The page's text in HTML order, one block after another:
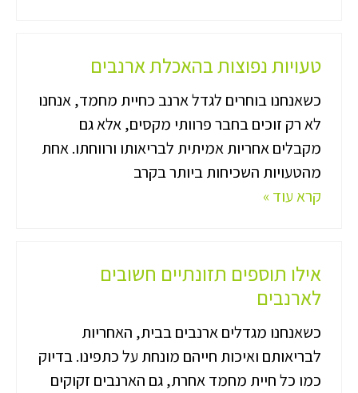
טעויות נפוצות בהאכלת ארנבים
כשאנחנו בוחרים לגדל ארנב כחיית מחמד, אנחנו
לא רק זוכים בחבר פרוותי מקסים, אלא גם
מקבלים אחריות אמיתית לבריאותו ורווחתו. אחת
מהטעויות השכיחות ביותר בקרב
קרא עוד »
אילו תוספים תזונתיים חשובים
לארנבים
כשאנחנו מגדלים ארנבים בבית, האחריות
לבריאותם ואיכות חייהם מונחת על כתפינו. בדיוק
כמו כל חיית מחמד אחרת, גם הארנבים זקוקים